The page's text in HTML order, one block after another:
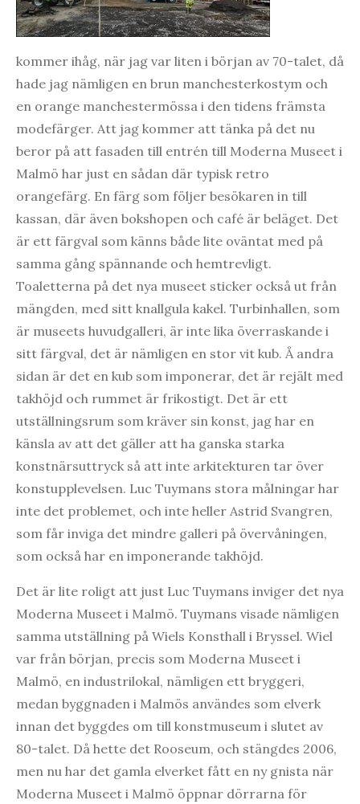
kommer ihåg, när jag var liten i början av 70-talet, då
hade jag nämligen en brun manchesterkostym och
en orange manchestermössa i den tidens främsta
modefärger. Att jag kommer att tänka på det nu
beror på att fasaden till entrén till Moderna Museet i
Malmö har just en sådan där typisk retro
orangefärg. En färg som följer besökaren in till
kassan, där även bokshopen och café är beläget. Det
är ett färgval som känns både lite oväntat med på
samma gång spännande och hemtrevligt.
Toaletterna på det nya museet sticker också ut från
mängden, med sitt knallgula kakel. Turbinhallen, som
är museets huvudgalleri, är inte lika överraskande i
sitt färgval, det är nämligen en stor vit kub. Å andra
sidan är det en kub som imponerar, det är rejält med
takhöjd och rummet är frikostigt. Det är ett
utställningsrum som kräver sin konst, jag har en
känsla av att det gäller att ha ganska starka
konstnärsuttryck så att inte arkitekturen tar över
konstupplevelsen. Luc Tuymans stora målningar har
inte det problemet, och inte heller Astrid Svangren,
som får inviga det mindre galleri på övervåningen,
som också har en imponerande takhöjd.
Det är lite roligt att just Luc Tuymans inviger det nya
Moderna Museet i Malmö. Tuymans visade nämligen
samma utställning på Wiels Konsthall i Bryssel. Wiel
var från början, precis som Moderna Museet i
Malmö, en industrilokal, nämligen ett bryggeri,
medan byggnaden i Malmös användes som elverk
innan det byggdes om till konstmuseum i slutet av
80-talet. Då hette det Rooseum, och stängdes 2006,
men nu har det gamla elverket fått en ny gnista när
Moderna Museet i Malmö öppnar dörrarna för